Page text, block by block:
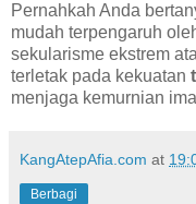
Pernahkah Anda
mudah terpengaruh
sekularisme ekstrem
terletak pada kekuatan
menjaga kemurnian
KangAtepAfia.com at
Berbagi